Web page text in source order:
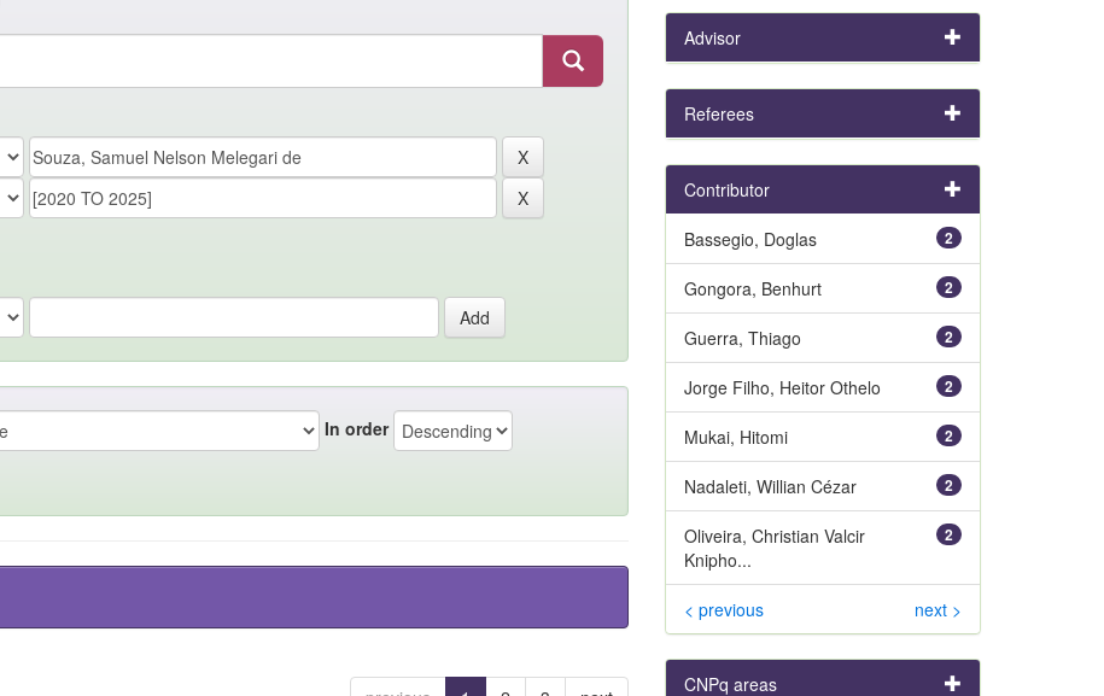
In order
Advisor
Referees
Contributor
2
Bassegio, Doglas
2
Gongora, Benhurt
2
Guerra, Thiago
2
Jorge Filho, Heitor Othelo
2
Mukai, Hitomi
2
Nadaleti, Willian Cézar
2
Oliveira, Christian Valcir
Knipho...
< previous next >
CNPq areas